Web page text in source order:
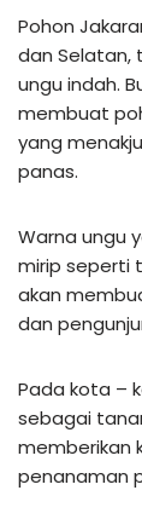
Pohon
dan Selatan,
ungu indah.
membuat
yang
panas.
Warna ungu
mirip seperti
akan
dan
Pada kota –
sebagai
memberikan
penanaman